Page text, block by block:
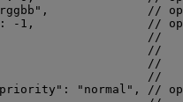
" , //
: -1 , //
//
//
//
//
: " normal " , //